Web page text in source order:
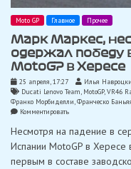
Moto GP Главное Прочее
Марк Маркес,
одержал победу
MotoGP в Хересе
25 апреля, 17:27
Илья
Ducati Lenovo Team, MotoGP,VR46
Франко Морбиделли,Франческо
Комментироватьon
Маркес,
несмотря
на
падение,
Несмотря на падение в
Испании MotoGP в
первым в составе